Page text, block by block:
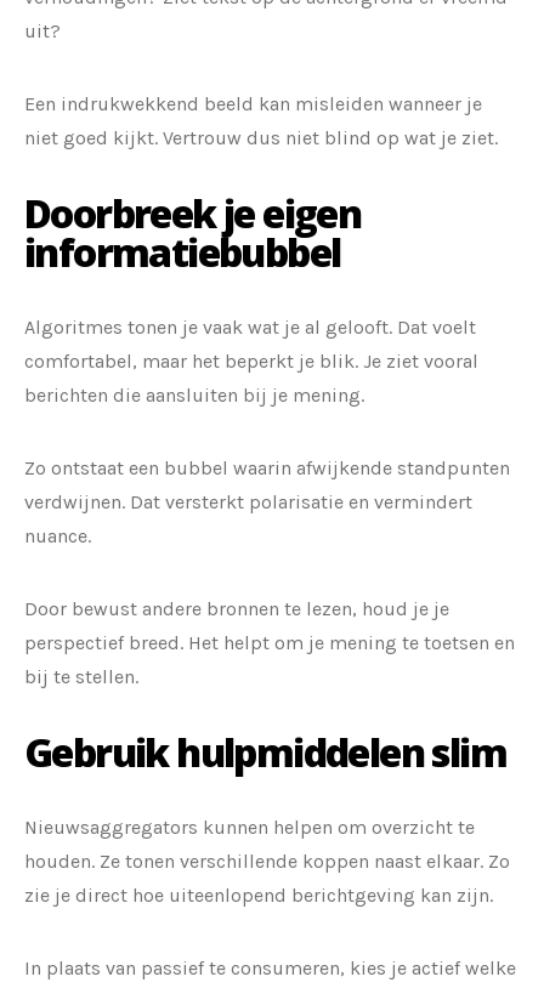
uit?
Een indrukwekkend beeld kan misleiden wanneer je
niet goed kijkt. Vertrouw dus niet blind op wat je ziet.
Doorbreek je eigen
informatiebubbel
Algoritmes tonen je vaak wat je al gelooft. Dat voelt
comfortabel, maar het beperkt je blik. Je ziet vooral
berichten die aansluiten bij je mening.
Zo ontstaat een bubbel waarin afwijkende standpunten
verdwijnen. Dat versterkt polarisatie en vermindert
nuance.
Door bewust andere bronnen te lezen, houd je je
perspectief breed. Het helpt om je mening te toetsen en
bij te stellen.
Gebruik hulpmiddelen slim
Nieuwsaggregators kunnen helpen om overzicht te
houden. Ze tonen verschillende koppen naast elkaar. Zo
zie je direct hoe uiteenlopend berichtgeving kan zijn.
In plaats van passief te consumeren, kies je actief welke